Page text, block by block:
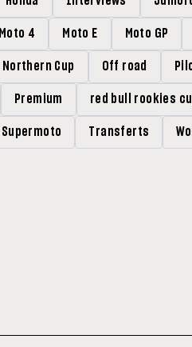
Moto 4 Moto E Moto GP
Northern Cup Off road
Premium red bull rookies
Supermoto Transferts